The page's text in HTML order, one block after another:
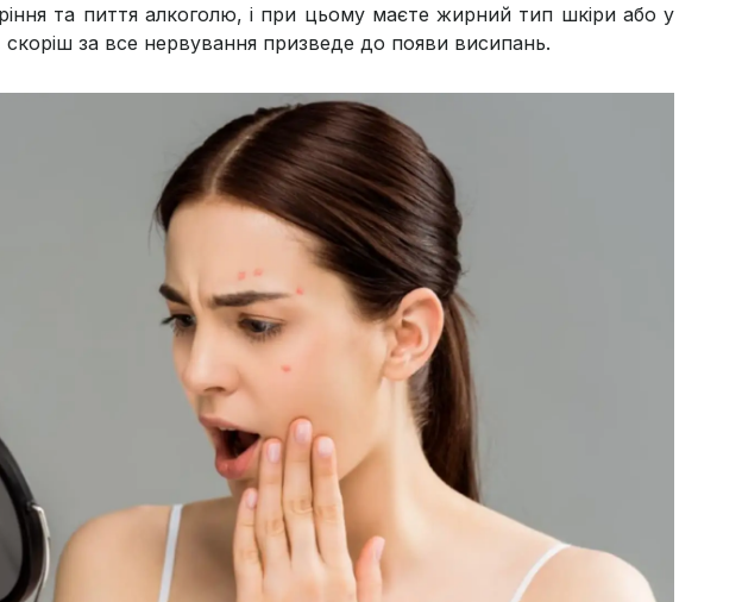
та пиття алкоголю, і при цьому маєте жирний тип шкіри або у
скоріш за все нервування призведе до появи висипань.